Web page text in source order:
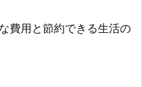
費用と節約できる生活の